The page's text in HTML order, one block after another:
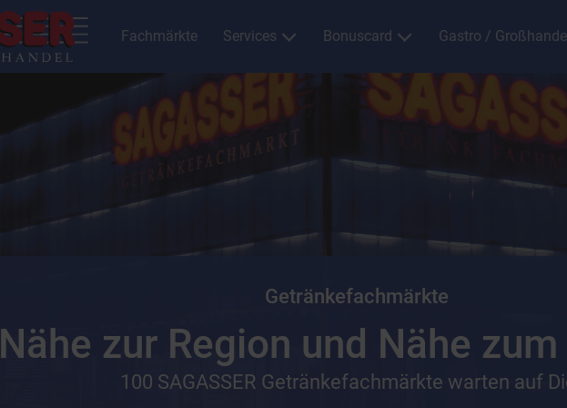
Fachmärkte Services Bonuscard Gastro /
Getränkefachmärkte
Nähe zur Region und Nähe
100 SAGASSER Getränkefachmärkte warten auf